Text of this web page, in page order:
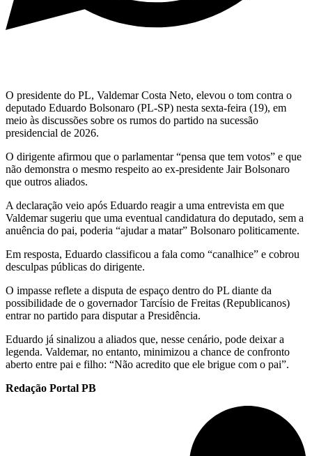
O presidente do PL, Valdemar Costa Neto, elevou o tom contra o
deputado Eduardo Bolsonaro (PL-SP) nesta sexta-feira (19), em
meio às discussões sobre os rumos do partido na sucessão
presidencial de 2026.
O dirigente afirmou que o parlamentar “pensa que tem votos” e que
não demonstra o mesmo respeito ao ex-presidente Jair Bolsonaro
que outros aliados.
A declaração veio após Eduardo reagir a uma entrevista em que
Valdemar sugeriu que uma eventual candidatura do deputado, sem a
anuência do pai, poderia “ajudar a matar” Bolsonaro politicamente.
Em resposta, Eduardo classificou a fala como “canalhice” e cobrou
desculpas públicas do dirigente.
O impasse reflete a disputa de espaço dentro do PL diante da
possibilidade de o governador Tarcísio de Freitas (Republicanos)
entrar no partido para disputar a Presidência.
Eduardo já sinalizou a aliados que, nesse cenário, pode deixar a
legenda. Valdemar, no entanto, minimizou a chance de confronto
aberto entre pai e filho: “Não acredito que ele brigue com o pai”.
Redação Portal PB